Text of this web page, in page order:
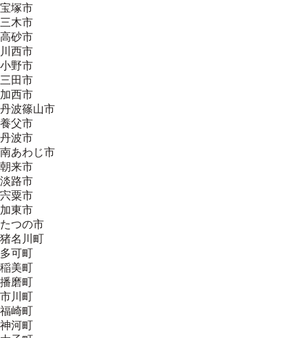
宝塚市
三木市
高砂市
川西市
小野市
三田市
加西市
丹波篠山市
養父市
丹波市
南あわじ市
朝来市
淡路市
宍粟市
加東市
たつの市
猪名川町
多可町
稲美町
播磨町
市川町
福崎町
神河町